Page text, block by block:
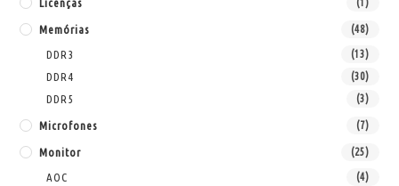
Licenças (1)
Memórias (48)
DDR3 (13)
DDR4 (30)
DDR5 (3)
Microfones (7)
Monitor (25)
AOC (4)